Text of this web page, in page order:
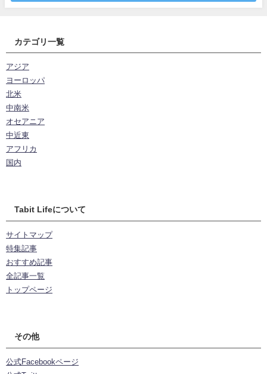
カテゴリ一覧
アジア
ヨーロッパ
北米
中南米
オセアニア
中近東
アフリカ
国内
Tabit Lifeについて
サイトマップ
特集記事
おすすめ記事
全記事一覧
トップページ
その他
公式Facebookページ